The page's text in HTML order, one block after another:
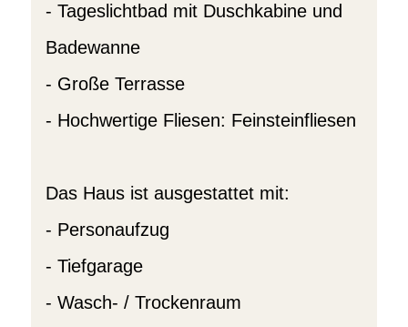
- Tageslichtbad mit Duschkabine und
Badewanne
- Große Terrasse
- Hochwertige Fliesen: Feinsteinfliesen
Das Haus ist ausgestattet mit:
- Personaufzug
- Tiefgarage
- Wasch- / Trockenraum